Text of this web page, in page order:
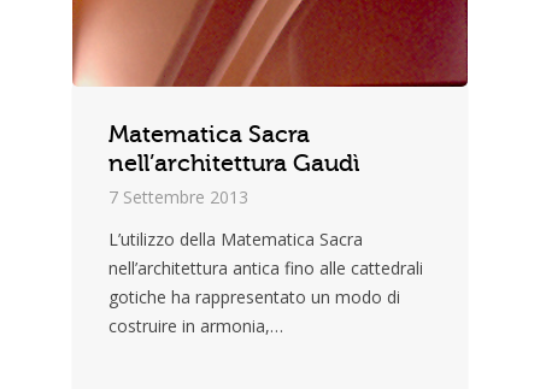
Matematica Sacra
nell’architettura Gaudì
7 Settembre 2013
L’utilizzo della Matematica Sacra
nell’architettura antica fino alle cattedrali
gotiche ha rappresentato un modo di
costruire in armonia,…